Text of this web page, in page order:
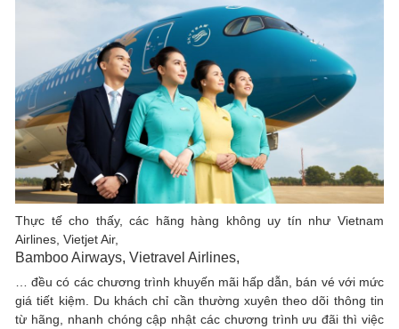
Thực tế cho thấy, các hãng hàng không uy tín như Vietnam
Airlines, Vietjet Air,
Bamboo Airways, Vietravel Airlines,
… đều có các chương trình khuyến mãi hấp dẫn, bán vé với mức
giá tiết kiệm. Du khách chỉ cần thường xuyên theo dõi thông tin
từ hãng, nhanh chóng cập nhật các chương trình ưu đãi thì việc